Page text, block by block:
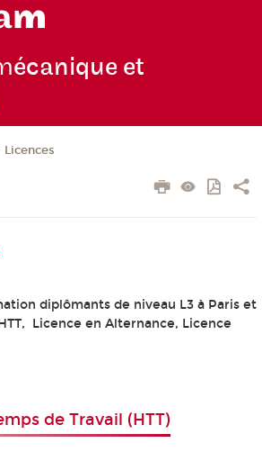
écanique et
Licences
diplômants de niveau L3 à Paris et
Licence en Alternance, Licence
de Travail (HTT)